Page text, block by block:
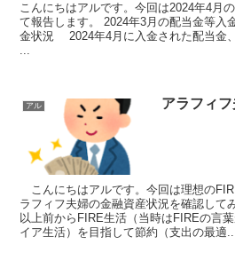
こんにちはアルです。今回は2024年4月
て報告します。 2024年3月の配当金等入
金状況 2024年4月に入金された配当金
...
アル アラフィ
こんにちはアルです。今回は理想の
ラフィフ夫婦の金融資産状況を確認し
以上前からFIRE生活（当時はFIREの言
イア生活）を目指して節約（支出の最適...